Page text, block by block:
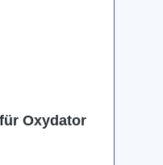
Oxydator